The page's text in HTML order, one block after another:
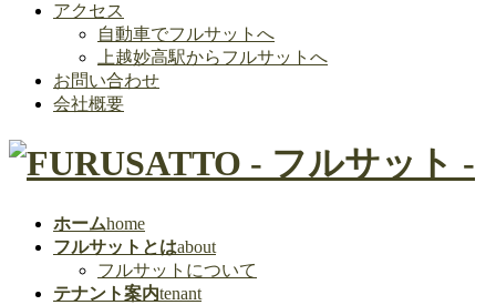
アクセス
自動車でフルサットへ
上越妙高駅からフルサットへ
お問い合わせ
会社概要
ホームhome
フルサットとはabout
フルサットについて
テナント案内tenant